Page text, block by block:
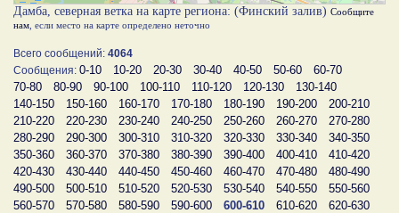
Дамба, северная ветка на карте региона: (Финский залив) Сообщите
нам , если место на карте определено неточно
Всего сообщений: 4064
Сообщения: 0-10 10-20 20-30 30-40 40-50 50-60
60-70
70-80
80-90 90-100 100-110 110-120 120-130
130-140
140-150
150-160 160-170 170-180 180-190 190-200
200-210
210-220
220-230 230-240 240-250 250-260 260-270
270-280
280-290
290-300 300-310 310-320 320-330 330-340
340-350
350-360
360-370 370-380 380-390 390-400 400-410
410-420
420-430
430-440 440-450 450-460 460-470 470-480
480-490
490-500
500-510 510-520 520-530 530-540 540-550
550-560
560-570
570-580 580-590 590-600 600-610 610-620
620-630